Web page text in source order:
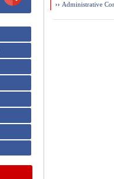
›› Administrative